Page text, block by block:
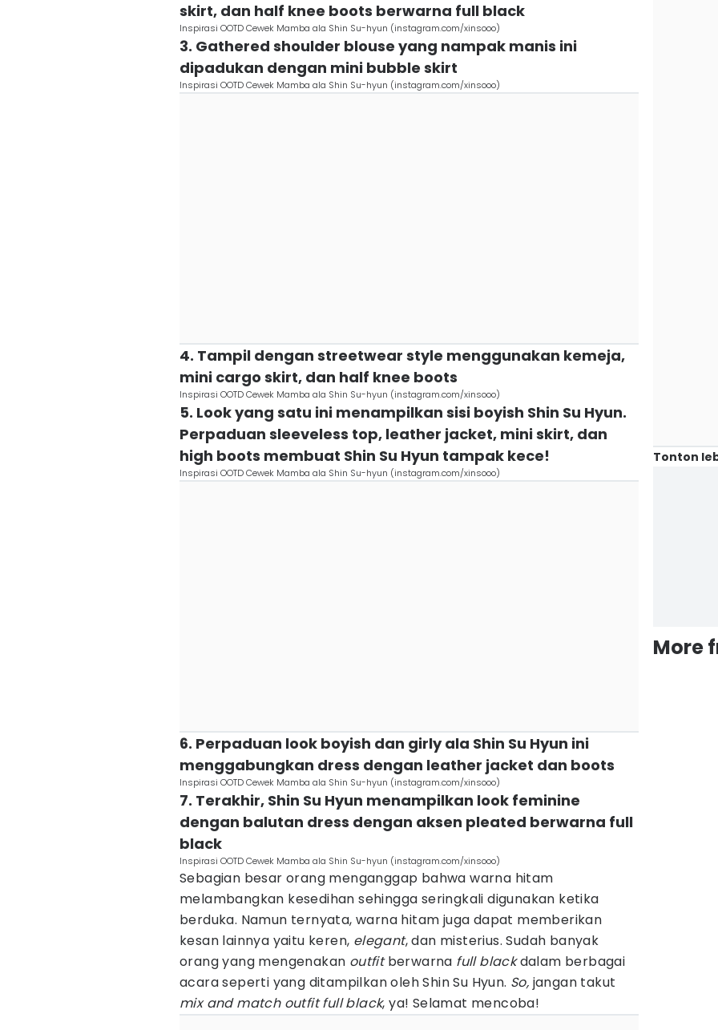
skirt, dan half knee boots berwarna full black
Inspirasi OOTD Cewek Mamba ala Shin Su-hyun (instagram.com/xinsooo)
3. Gathered shoulder blouse yang nampak manis ini
dipadukan dengan mini bubble skirt
Inspirasi OOTD Cewek Mamba ala Shin Su-hyun (instagram.com/xinsooo)
4. Tampil dengan streetwear style menggunakan kemeja,
mini cargo skirt, dan half knee boots
Inspirasi OOTD Cewek Mamba ala Shin Su-hyun (instagram.com/xinsooo)
5. Look yang satu ini menampilkan sisi boyish Shin Su Hyun.
Perpaduan sleeveless top, leather jacket, mini skirt, dan
high boots membuat Shin Su Hyun tampak kece!
Inspirasi OOTD Cewek Mamba ala Shin Su-hyun (instagram.com/xinsooo)
6. Perpaduan look boyish dan girly ala Shin Su Hyun ini
menggabungkan dress dengan leather jacket dan boots
Inspirasi OOTD Cewek Mamba ala Shin Su-hyun (instagram.com/xinsooo)
7. Terakhir, Shin Su Hyun menampilkan look feminine
dengan balutan dress dengan aksen pleated berwarna full
black
Inspirasi OOTD Cewek Mamba ala Shin Su-hyun (instagram.com/xinsooo)
Sebagian besar orang menganggap bahwa warna hitam
melambangkan kesedihan sehingga seringkali digunakan ketika
berduka. Namun ternyata, warna hitam juga dapat memberikan
kesan lainnya yaitu keren, elegant, dan misterius. Sudah banyak
orang yang mengenakan outfitberwarna full blackdalam berbagai
acara seperti yang ditampilkan oleh Shin Su Hyun. So, jangan takut
mix and match outfit full black, ya! Selamat mencoba!
Tonton
More